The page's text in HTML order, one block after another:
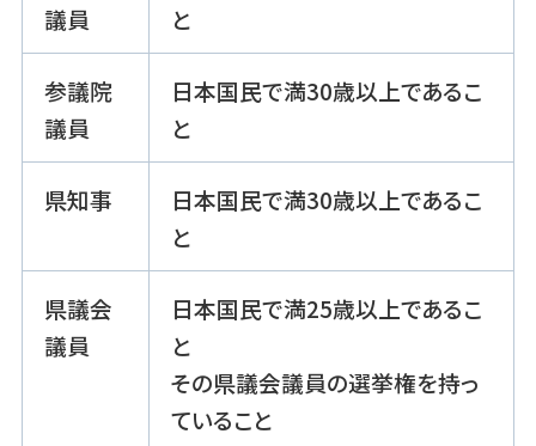
議員
と
参議院
議員
日本国民で満30歳以上であるこ
と
県知事
日本国民で満30歳以上であるこ
と
県議会
議員
日本国民で満25歳以上であるこ
と
その県議会議員の選挙権を持っ
ていること